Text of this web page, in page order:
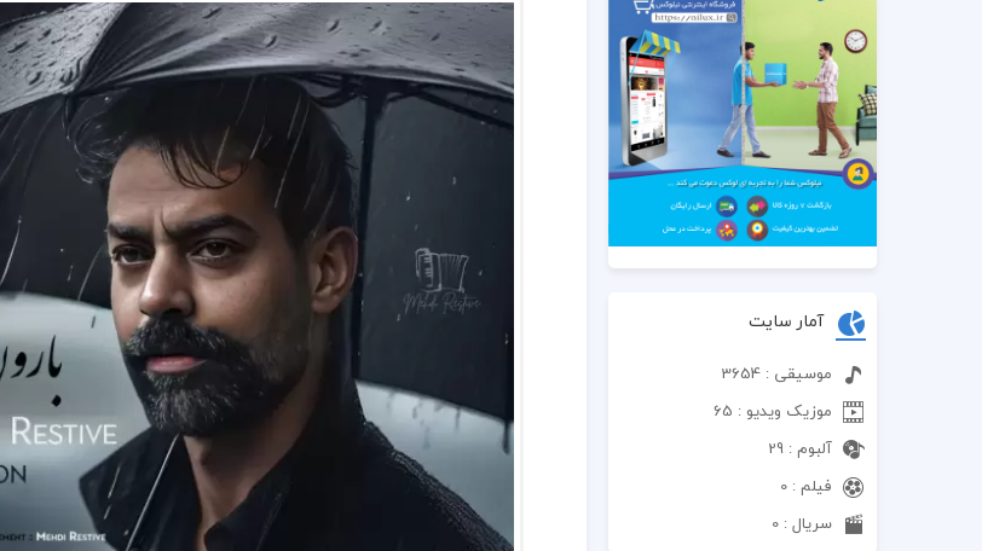
آمار سایت
موسیقی : 3654
موزیک ویدیو : 65
آلبوم : 29
فیلم : 0
سریال : 0